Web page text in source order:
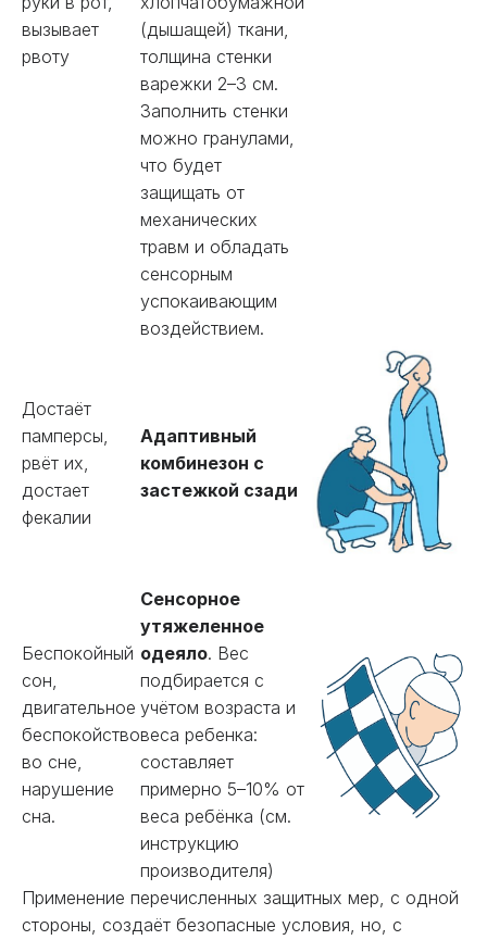
вызывает
рвоту
(дышащей) ткани,
толщина стенки
варежки 2–3 см.
Заполнить стенки
можно гранулами,
что будет
защищать от
механических
травм и обладать
сенсорным
успокаивающим
воздействием.
Достаёт
памперсы,
рвёт их,
достает
фекалии
Адаптивный
комбинезон с
застежкой сзади
Беспокойный
сон,
двигательное
беспокойство
во сне,
нарушение
сна.
Сенсорное
утяжеленное
одеяло. Вес
подбирается с
учётом возраста и
веса ребенка:
составляет
примерно 5–10% от
веса ребёнка (см.
инструкцию
производителя)
Применение перечисленных защитных мер, с одной
стороны, создаёт безопасные условия, но, с